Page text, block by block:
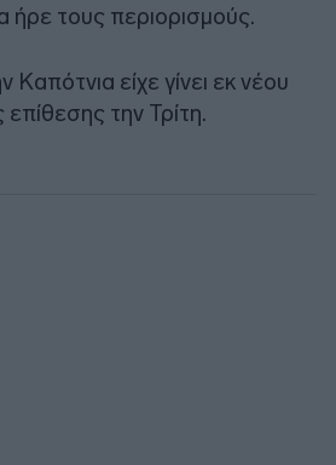
ήρε τους περιορισμούς.
Καπότνια είχε γίνει εκ νέου
την Τρίτη.